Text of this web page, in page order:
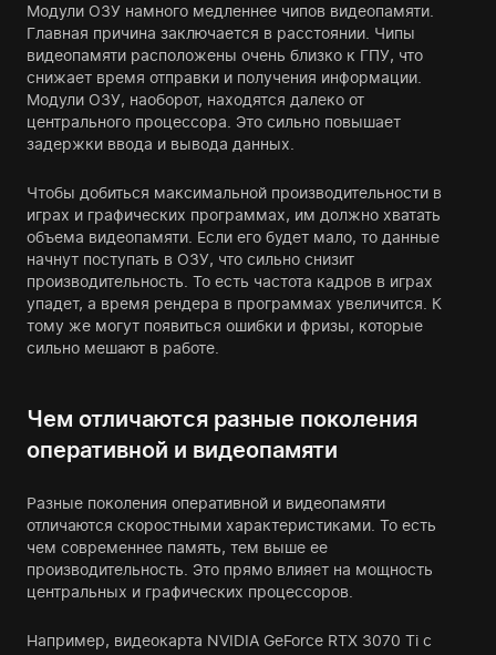
Модули ОЗУ намного медленнее чипов видеопамяти.
Главная причина заключается в расстоянии. Чипы
видеопамяти расположены очень близко к ГПУ, что
снижает время отправки и получения информации.
Модули ОЗУ, наоборот, находятся далеко от
центрального процессора. Это сильно повышает
задержки ввода и вывода данных.
Чтобы добиться максимальной производительности в
играх и графических программах, им должно хватать
объема видеопамяти. Если его будет мало, то данные
начнут поступать в ОЗУ, что сильно снизит
производительность. То есть частота кадров в играх
упадет, а время рендера в программах увеличится. К
тому же могут появиться ошибки и фризы, которые
сильно мешают в работе.
Чем отличаются разные поколения
оперативной и видеопамяти
Разные поколения оперативной и видеопамяти
отличаются скоростными характеристиками. То есть
чем современнее память, тем выше ее
производительность. Это прямо влияет на мощность
центральных и графических процессоров.
Например, видеокарта NVIDIA GeForce RTX 3070 Ti с